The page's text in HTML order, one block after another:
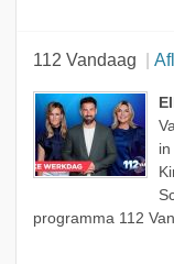
112 Vandaag
programma 112